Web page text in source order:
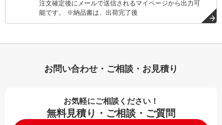
注文確定後にメールで送信されるマイページから出力可
能です。 ※納品書は、出荷完了後
お問い合わせ・ご相談・お見積り
お気軽にご相談ください！
無料見積り・ご相談・ご質問